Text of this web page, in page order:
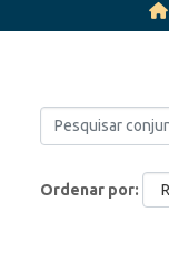
Ordenar por